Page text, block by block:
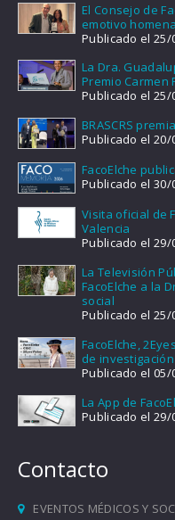
El Consejo de
emotivo
Publicado el 25/
La Dra.
Premio Carmen
Publicado el 25/
BRASCRS
Publicado el 20/
FacoElche
Publicado el 30/
Visita oficial de
Valencia
Publicado el 29/
La Televisión
FacoElche a la
social
Publicado el 25/
FacoElche,
de
Publicado el 05/
La App de
Publicado el 29/
Contacto
EVENTOS MÉDICOS Y